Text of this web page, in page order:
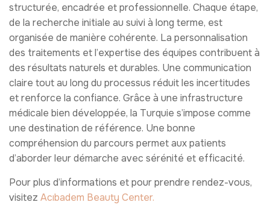
structurée, encadrée et professionnelle. Chaque étape,
de la recherche initiale au suivi à long terme, est
organisée de manière cohérente. La personnalisation
des traitements et l’expertise des équipes contribuent à
des résultats naturels et durables. Une communication
claire tout au long du processus réduit les incertitudes
et renforce la confiance. Grâce à une infrastructure
médicale bien développée, la Turquie s’impose comme
une destination de référence. Une bonne
compréhension du parcours permet aux patients
d’aborder leur démarche avec sérénité et efficacité.
Pour plus d’informations et pour prendre rendez-vous,
visitez Acıbadem Beauty Center.